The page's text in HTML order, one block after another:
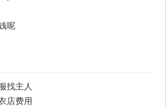
呢
找主人
店费用